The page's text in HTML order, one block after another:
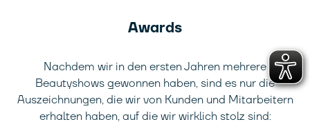
Awards
Nachdem wir in den ersten Jahren mehrere
Beautyshows gewonnen haben, sind es nur die
Auszeichnungen, die wir von Kunden und Mitarbeitern
erhalten haben, auf die wir wirklich stolz sind: